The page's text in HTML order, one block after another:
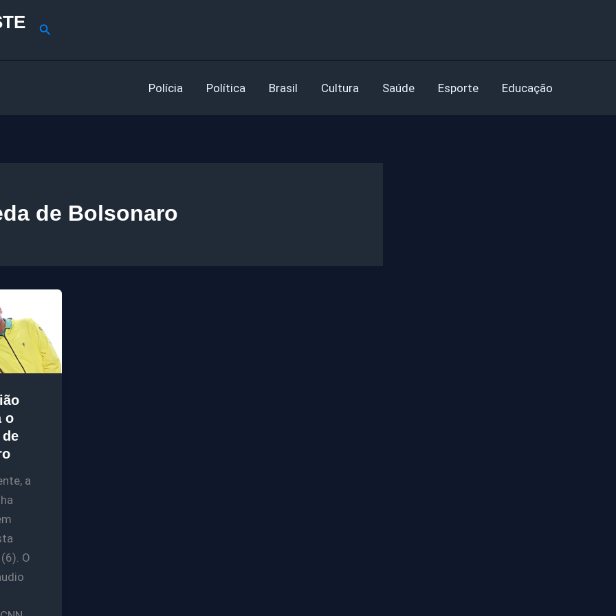
Pesquisar
Polícia Política Brasil Cultura Saúde Esporte Educação
de Bolsonaro
o
a
O